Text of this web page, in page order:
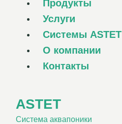
Продукты
Услуги
Системы ASTET
О компании
Контакты
ASTET
Система аквапоники